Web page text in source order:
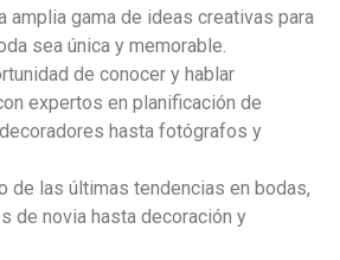
amplia gama de ideas creativas para
sea única y memorable.
de conocer y hablar
expertos en planificación de
hasta fotógrafos y
de las últimas tendencias en bodas,
de novia hasta decoración y